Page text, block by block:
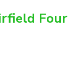
Four